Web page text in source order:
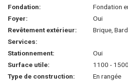
Fondation:
Fondation
Foyer:
Oui
Revêtement extérieur:
Brique,
Services:
Stationnement:
Oui
Surface utile:
1100 -
Type de construction:
En rangée